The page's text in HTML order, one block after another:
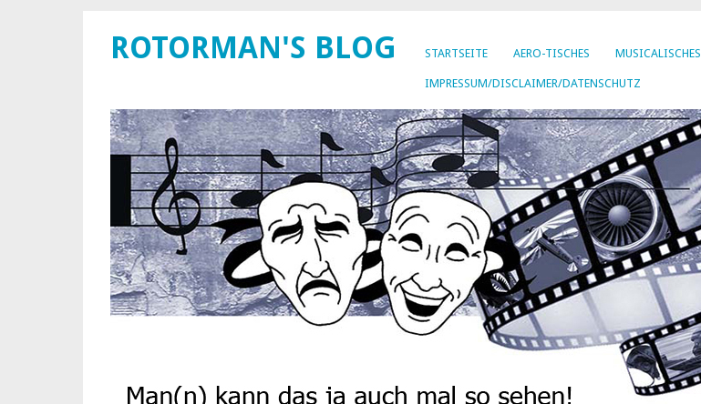
STARTSEITE AERO-TISCHES MUSICALISCHES
IMPRESSUM/DISCLAIMER/DATENSCHUTZ
ROTORMAN'S BLOG